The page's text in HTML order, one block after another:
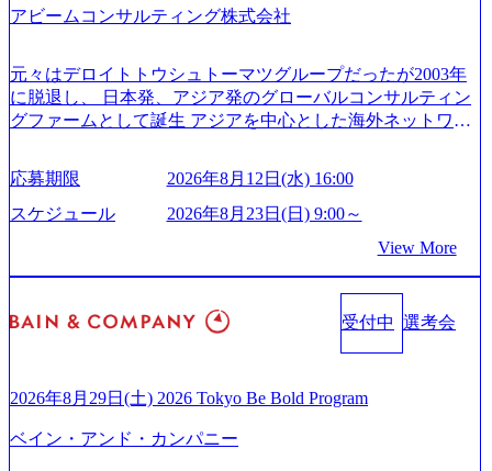
ス」型の組織体。社内スカウトや社内公募制度を用いて主
165942_70f09968-1b27-43e6-b849-1cd107c4f488_1200x698.web
p ## 働き方／WLB／待遇 内装8億円超のかっこいいオフィ
スがあり、 働き甲斐のあるランキング、新卒注目ランキン
ため事業創造の自由度が高く、赤字事業でも投資して長期
的な成長を若手に任せられる環境 対面でのコミュニケーシ
ョンメリットを重視するため出社勤務。1日の労働時間平均
ア組織） 2026年8月22日(土) 10:00～最長16:00 2026年8月10
日(月) 16:00 ※応募者が定員を上回る場合は、厳正なる審査
の上参加者を決定させていただきます。ご了承ください。
● 当日の流れ 受付 → 会社説明会 → 面接(会社説明会終了
後、随時ご案内) ※全てリモートにて実施します。 ※参加
通常の選考フローと異なり、事前に適性検査をご受検いた
ションサーチになります。 ご経験やスキル、そして適性や
2/Accenture-Recruiting-Brochure.pdf#zoom=50) 女性の活躍につ
rs/corporate/document/women-brochure.pdf#zoom=50) 社員発信
のキャリアブログ (https://www.accenture.com/jp-ja/blogs/japan-
careers-blog) 江川社長が語る「105点経営」 (https://business.ni
kkei.com/atcl/gen/19/00604/021600008/) 規模拡大で成功する理
6218) 大手広告代理店出身者などマーケティングのトップ人
材が集結するワケ (https://markezine.jp/article/detail/45446) エン
ジニアからコンサルタントへ。会社に入って、何が変わっ
た？ (https://www.businessinsider.jp/post-288838) プラダ：ラグ
nture.com/jp-ja/case-studies/song/prada-luxury-product-customizati
on) 大正製薬：ITカーブアウト支援 (https://www.accenture.co
m/jp-ja/case-studies/consulting/taisho-pharmaceutical)（ストラテ
ジー & コンサルティング） ソフトバンク：初のオンライン
s://www.accenture.com/jp-ja/case-studies/communications-media/so
する「保安ネット」を構築。省庁DXの先進事例を実現 (http
アビームコンサルティング株式会社
元々はデロイトトウシュトーマツグループだったが2003年
に脱退し、 日本発、アジア発のグローバルコンサルティン
グファームとして誕生 アジアを中心とした海外ネットワー
供している日系最大級の総合コンサルティングファーム
『Build Beyond As One ®.』をブランドメッセージに掲げ、
企業や組織の変革を通じて社会や産業の課題を解決し、未
確実な実現と社会的価値及び経済的価値の追求にも貢献 NE
Cとの戦略的資本提携も実現して、現在はNECのグループ会
シングなどの専門知識と、豊富な経験を持つ約6,000名を超
えるプロフェッショナルを有する 金融、製造、流通、エネ
トとしている SAP領域においては日本市場No.1を誇り、全
定コンサルタント資格を取得している また、日本国内企業
応募期限
2026年8月12日(水) 16:00
スケジュール
2026年8月23日(日) 9:00～
View More
受付中 選考会
2026年8月29日(土) 2026 Tokyo Be Bold Program
ベイン・アンド・カンパニー